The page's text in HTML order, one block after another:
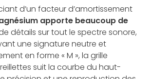
d’un facteur d’amortissement
apporte beaucoup de
détails sur tout le spectre sonore,
une signature neutre et
en forme « M », la grille
suit la courbe du haut-